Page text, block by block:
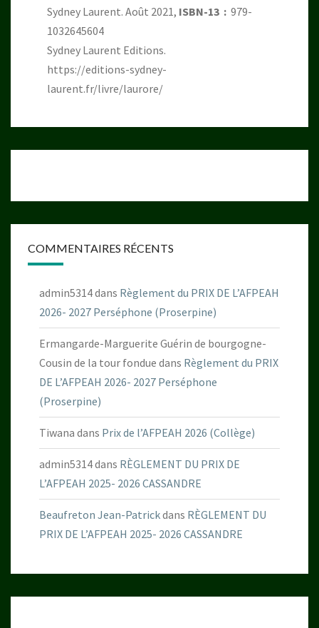
Sydney Laurent. Août 2021,
ISBN-13 ‏ : ‎ 979-
1032645604
Sydney Laurent Editions.
https://editions-sydney-
laurent.fr/livre/laurore/
COMMENTAIRES RÉCENTS
admin5314dans Règlement du PRIX DE L’AFPEAH
2026- 2027 Perséphone (Proserpine)
Ermangarde-Marguerite Guérin de bourgogne-
Cousin de la tour fondue dans Règlement du PRIX
DE L’AFPEAH 2026- 2027 Perséphone
(Proserpine)
Tiwana dans Prix de l’AFPEAH 2026 (Collège)
admin5314dans RÈGLEMENT DU PRIX DE
L’AFPEAH 2025- 2026 CASSANDRE
Beaufreton Jean-Patrickdans RÈGLEMENT DU
PRIX DE L’AFPEAH 2025- 2026 CASSANDRE